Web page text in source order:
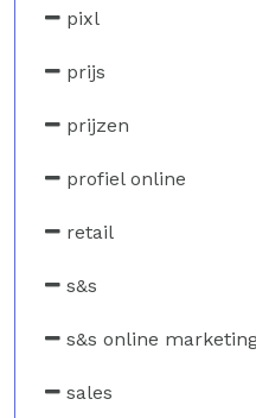
pixl
prijs
prijzen
profiel online
retail
s&s
s&s online
sales